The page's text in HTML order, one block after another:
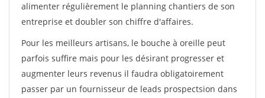
alimenter régulièrement le planning chantiers de son
entreprise et doubler son chiffre d'affaires.
Pour les meilleurs artisans, le bouche à oreille peut
parfois suffire mais pour les désirant progresser et
augmenter leurs revenus il faudra obligatoirement
passer par un fournisseur de leads prospectsion dans